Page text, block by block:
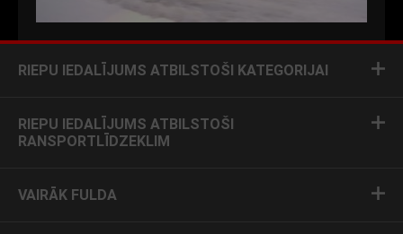
RIEPU IEDALĪJUMS ATBILSTOŠI KATEGORIJAI
RIEPU IEDALĪJUMS ATBILSTOŠI
RANSPORTLĪDZEKLIM
VAIRĀK FULDA